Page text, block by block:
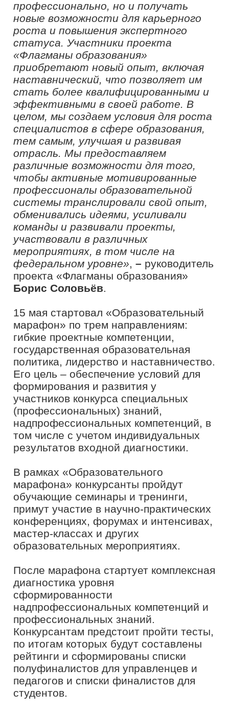
В рамках «Образовательного
марафона» конкурсанты пройдут
обучающие семинары и тренинги,
примут участие в научно-практических
конференциях, форумах и интенсивах,
мастер-классах и других
образовательных мероприятиях.
После марафона стартует комплексная
диагностика уровня
сформированности
надпрофессиональных компетенций и
профессиональных знаний.
Конкурсантам предстоит пройти тесты,
по итогам которых будут составлены
рейтинги и сформированы списки
полуфиналистов для управленцев и
педагогов и списки финалистов для
студентов.
Для участия в конкурсе необходимо
зарегистрироваться на сайте
флагманыобразования.рф. Целью
проекта является создание условий
для выявления наиболее
перспективных и мотивированных
управленцев в сфере образования,
педагогических работников и
студентов с перспективой их входа в
кадровый резерв федеральной,
систем образования Российской
Федерации. В связи с этим участие в
конкурсе стало индивидуальным.
В октябре управленцам в сфере
образования и педагогам предстоит
пройти региональные полуфиналы,
которые пройдут в каждом субъекте
РФ. Оценивать будут результаты
выполнения конкурсных заданий в
различных форматах –
индивидуальных и командных.
В финал выйдут участники от каждого
региона. Финальные испытания как для
студентов, так и для педагогов и
этого года.
Проект «Флагманы образования»
президентской платформы «Россия –
страна возможностей» реализуется в
рамках федерального проекта
«Социальные лифты для каждого»
национального проекта
«Образование».